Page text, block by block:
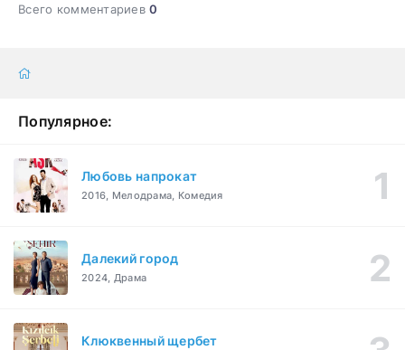
Всего комментариев0
Популярное:
Любовь напрокат
2016, Мелодрама, Комедия
Далекий город
2024, Драма
Клюквенный щербет